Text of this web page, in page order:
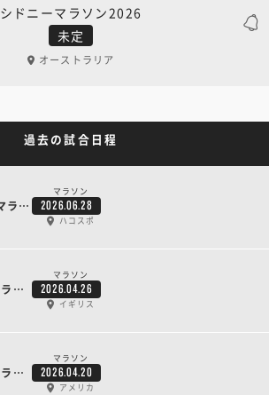
未定
シドニーマラソン2026
オーストラリア
過去の試合日程
マラソン
2026函館マラソン
2026.06.28
ハコスポ
マラソン
ロンドンマラソン
2026.04.26
イギリス
マラソン
ボストンマラソン
2026.04.20
アメリカ